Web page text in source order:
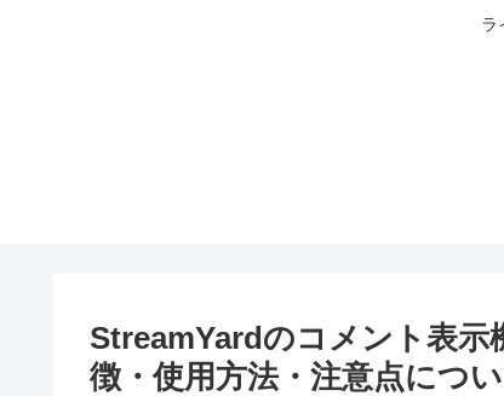
ラ
StreamYardのコメント表
徴・使用方法・注意点につ